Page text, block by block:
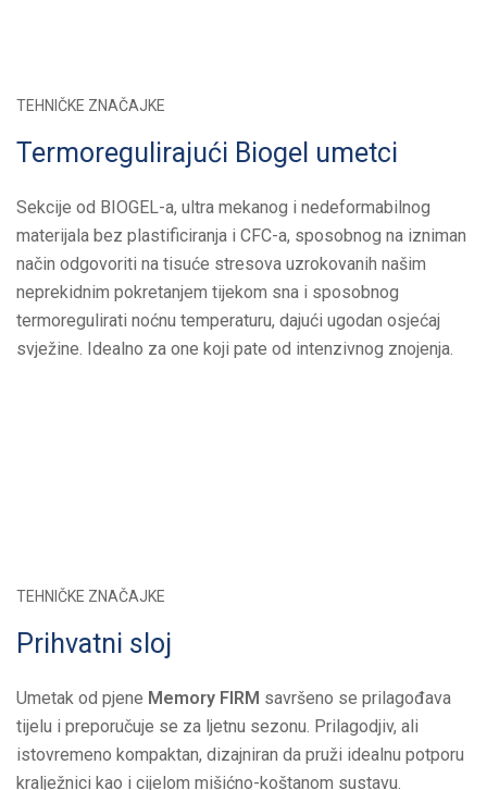
TEHNIČKE ZNAČAJKE
Termoregulirajući Biogel umetci
Sekcije od BIOGEL-a, ultra mekanog i nedeformabilnog
materijala bez plastificiranja i CFC-a, sposobnog na izniman
način odgovoriti na tisuće stresova uzrokovanih našim
neprekidnim pokretanjem tijekom sna i sposobnog
termoregulirati noćnu temperaturu, dajući ugodan osjećaj
svježine. Idealno za one koji pate od intenzivnog znojenja.
TEHNIČKE ZNAČAJKE
Prihvatni sloj
Umetak od pjene Memory FIRM savršeno se prilagođava
tijelu i preporučuje se za ljetnu sezonu. Prilagodjiv, ali
istovremeno kompaktan, dizajniran da pruži idealnu potporu
kralježnici kao i cijelom mišićno-koštanom sustavu.